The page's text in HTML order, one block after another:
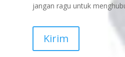
jangan ragu untuk
Kirim